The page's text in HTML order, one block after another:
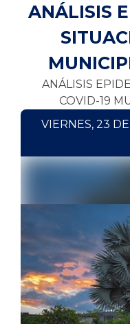
ANÁLISIS
ANÁLISIS
COVID-19
VIERNES, 23